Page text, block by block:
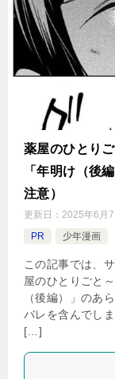
薬屋のひとり
「年明け（後
注意）
更新日： 2025年6月7
PR
少年漫画
この記事では、
屋のひとりごと
（後編）」のあ
バレを含んでし
[…]